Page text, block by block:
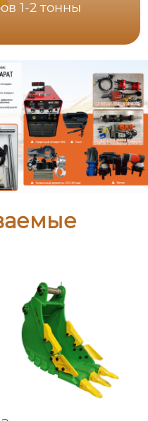
1-2 тонны